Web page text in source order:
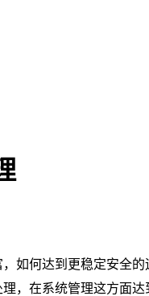
如何达到更稳定安全
，在系统管理这方面